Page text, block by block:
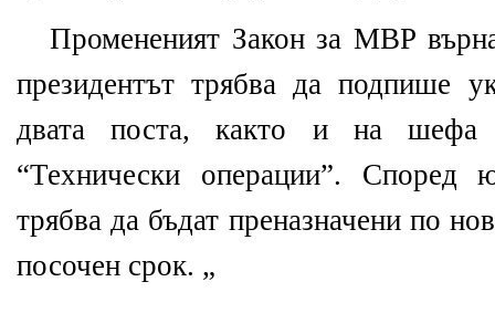
Промененият Закон за МВР
президентът трябва да подпише
двата поста, както и на шефа
“Технически операции”. Според
трябва да бъдат преназначени по
посочен срок. „